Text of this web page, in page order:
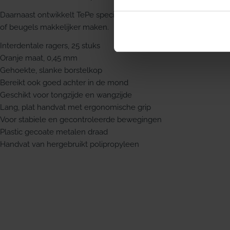
Daarnaast ontwikkelt TePe speciale producten die het reinigen
of beugels makkelijker maken.
Interdentale ragers, 25 stuks
Oranje maat, 0,45 mm
Gehoekte, slanke borstelkop
Bereikt ook goed achter in de mond
Geschikt voor tongzijde en wangzijde
Lang, plat handvat met ergonomische grip
Voor stabiele en gecontroleerde bewegingen
Plastic gecoate metalen draad
Handvat van hergebruikt polipropyleen